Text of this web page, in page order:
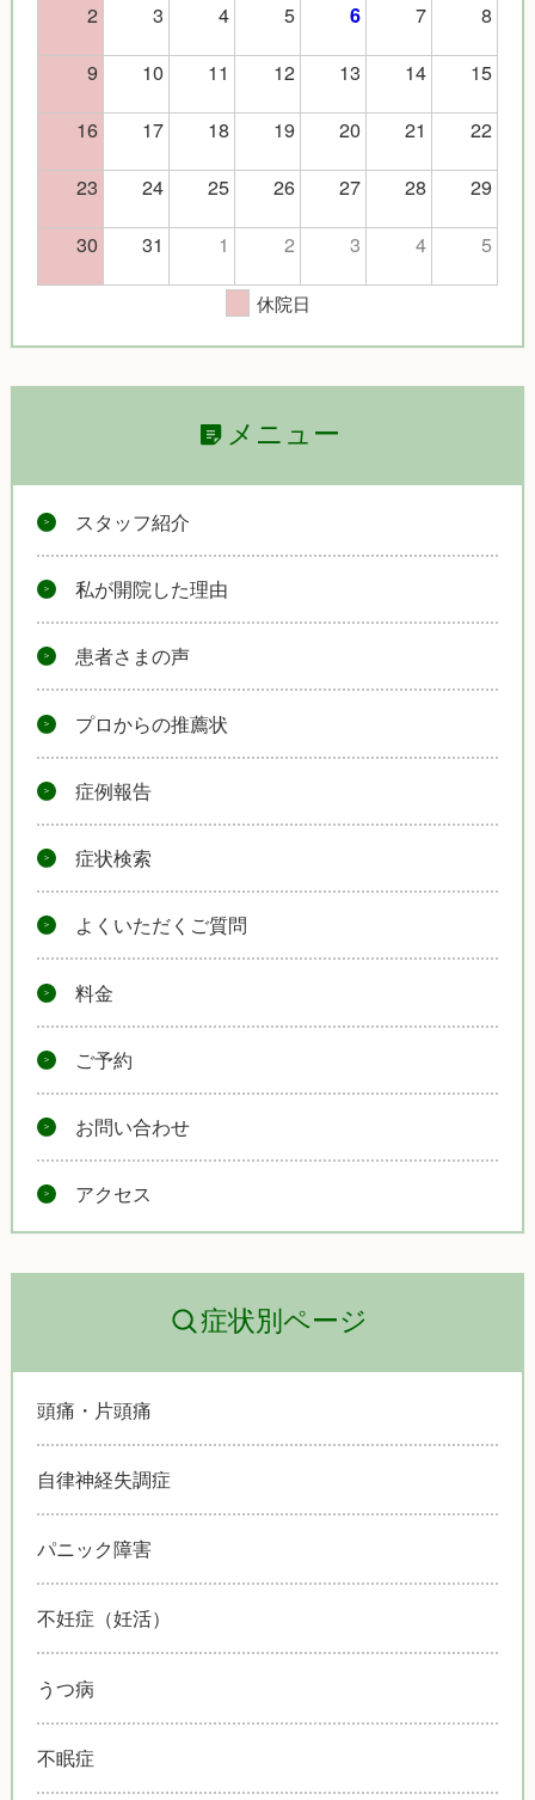
2 3 4 5 6 7
8
9
10 11 12 13 14
15
16
17 18 19 20 21
22
23
24 25 26 27 28
29
30
31 1 2 3 4 5
休院日
メニュー
スタッフ紹介
私が開院した理由
患者さまの声
プロからの推薦状
症例報告
症状検索
よくいただくご質問
料金
ご予約
お問い合わせ
アクセス
症状別ページ
頭痛・片頭痛
自律神経失調症
パニック障害
不妊症（妊活）
うつ病
不眠症